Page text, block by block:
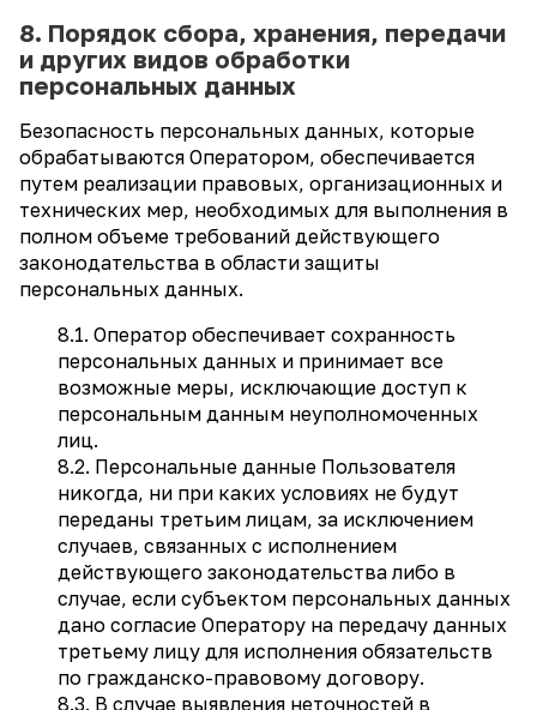
8. Порядок сбора, хранения, передачи
и других видов обработки
персональных данных
Безопасность персональных данных, которые
обрабатываются Оператором, обеспечивается
путем реализации правовых, организационных и
технических мер, необходимых для выполнения в
полном объеме требований действующего
законодательства в области защиты
персональных данных.
8.1. Оператор обеспечивает сохранность
персональных данных и принимает все
возможные меры, исключающие доступ к
персональным данным неуполномоченных
лиц.
8.2. Персональные данные Пользователя
никогда, ни при каких условиях не будут
переданы третьим лицам, за исключением
случаев, связанных с исполнением
действующего законодательства либо в
случае, если субъектом персональных данных
дано согласие Оператору на передачу данных
третьему лицу для исполнения обязательств
по гражданско-правовому договору.
8.3. В случае выявления неточностей в